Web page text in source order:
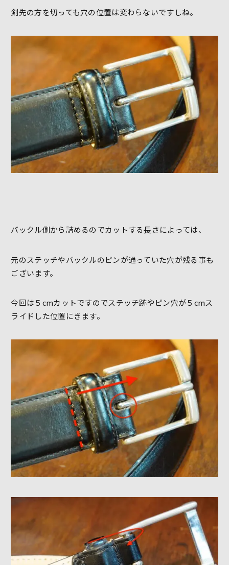
剣先の方を切っても穴の位置は変わらないですしね。
バックル側から詰めるのでカットする長さによっては、
元のステッチやバックルのピンが通っていた穴が残る事も
ございます。
今回は５cmカットですのでステッチ跡やピン穴が５cmス
ライドした位置にきます。